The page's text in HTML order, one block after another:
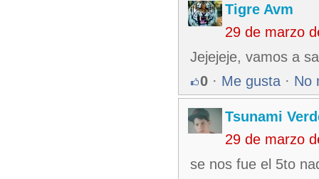
Tigre Avm
29 de marzo
Jejejeje, vamos a
0 · Me gusta · No
Tsunami
29 de marzo
se nos fue el 5to